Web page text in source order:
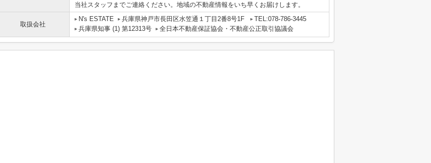
当社スタッフまでご連絡ください。地域の不動産情報をいち早くお届けします。
取扱会社
N's ESTATE 兵庫県神戸市長田区水笠通１丁目2番8号1F
TEL:078-786-3445
兵庫県知事 (1) 第12313号
全日本不動産保証協会・不動産公正取引協議会